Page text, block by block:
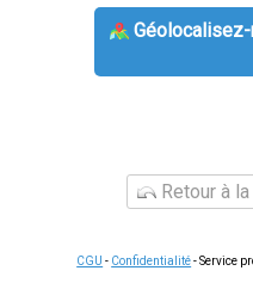
Retour à
CGU - Confidentialité- Service